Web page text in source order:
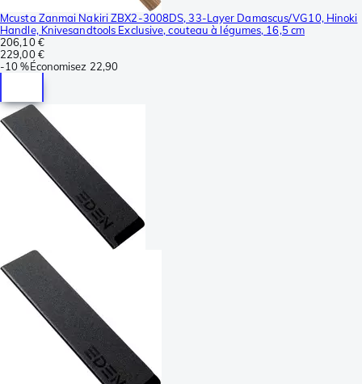
Mcusta Zanmai Nakiri ZBX2-3008DS, 33-Layer Damascus/VG10, Hinoki
Handle, Knivesandtools Exclusive, couteau à légumes, 16,5 cm
206,10 €
229,00 €
-10 %Économisez 22,90